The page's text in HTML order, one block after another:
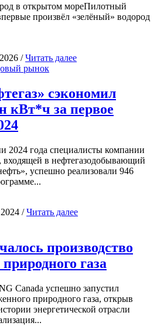
в открытом мореПилотный
произвёл «зелёный» водород
/Читать далее
рынок
сэкономил
кВт*ч за первое
2024 года специалисты компании
входящей в нефтегазодобывающий
успешно реализовали 946
/Читать далее
производство
газа
Canada успешно запустил
природного газа, открыв
энергетической отрасли